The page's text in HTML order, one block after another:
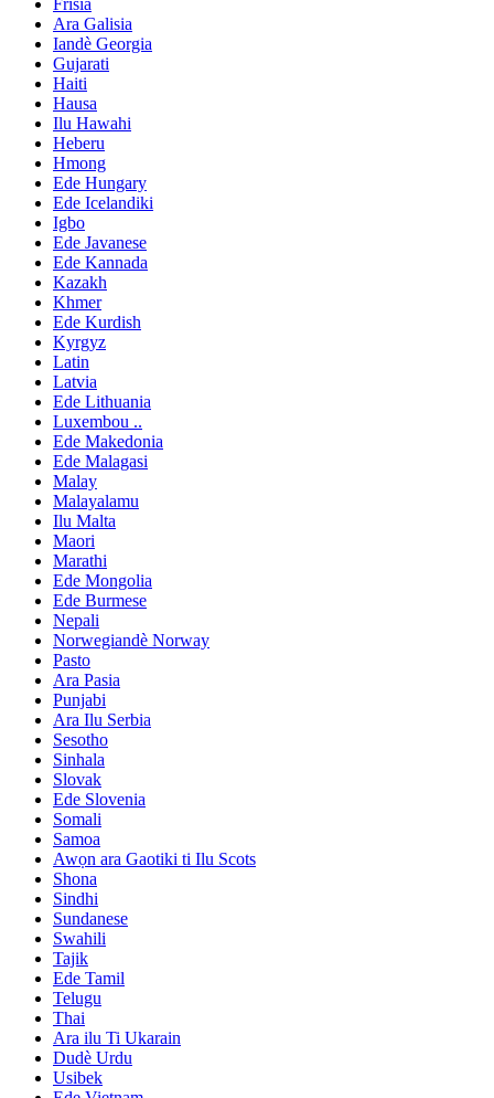
Ara Galisia
Iandè Georgia
Gujarati
Haiti
Hausa
Ilu Hawahi
Heberu
Hmong
Ede Hungary
Ede Icelandiki
Igbo
Ede Javanese
Ede Kannada
Kazakh
Khmer
Ede Kurdish
Kyrgyz
Latin
Latvia
Ede Lithuania
Luxembou ..
Ede Makedonia
Ede Malagasi
Malay
Malayalamu
Ilu Malta
Maori
Marathi
Ede Mongolia
Ede Burmese
Nepali
Norwegiandè Norway
Pasto
Ara Pasia
Punjabi
Ara Ilu Serbia
Sesotho
Sinhala
Slovak
Ede Slovenia
Somali
Samoa
Awọn ara Gaotiki ti Ilu Scots
Shona
Sindhi
Sundanese
Swahili
Tajik
Ede Tamil
Telugu
Thai
Ara ilu Ti Ukarain
Dudè Urdu
Usibek